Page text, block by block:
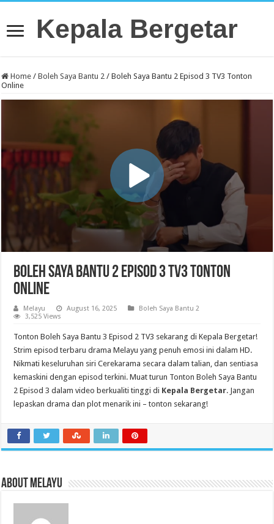
Kepala Bergetar
Home / Boleh Saya Bantu 2 / Boleh Saya Bantu 2 Episod 3 TV3 Tonton
Online
Boleh Saya Bantu 2 Episod 3 TV3 Tonton
Online
Melayu August 16, 2025
Boleh Saya Bantu 2
3,525 Views
Tonton Boleh Saya Bantu 3 Episod 2 TV3 sekarang di Kepala Bergetar!
Strim episod terbaru drama Melayu yang penuh emosi ini dalam HD.
Nikmati keseluruhan siri Cerekarama secara dalam talian, dan sentiasa
kemaskini dengan episod terkini. Muat turun Tonton Boleh Saya Bantu
2 Episod 3 dalam video berkualiti tinggi di Kepala Bergetar. Jangan
lepaskan drama dan plot menarik ini – tonton sekarang!
About Melayu